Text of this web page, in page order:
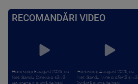
RECOMANDĂRI VIDEO
Horoscop 5 august 2026, cu
Neti Sandu. Cineva o să vă
Horoscop 4 august 2026, cu
Neti Sandu. Vine o ofertă și vă